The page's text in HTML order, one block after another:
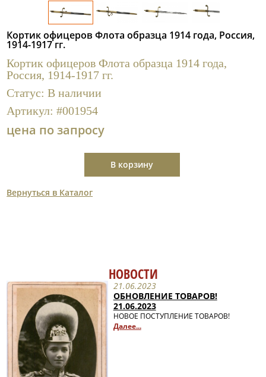
Статьи и заметки
Статьи, публикации
Полезные ссылки
Кортик офицеров Флота образца 1914 года, Россия,
1914-1917 гг.
Кортик офицеров Флота образца 1914 года,
Россия, 1914-1917 гг.
Статус:В наличии
Артикул:#001954
цена по запросу
В корзину
Вернуться в Каталог
НОВОСТИ
21.06.2023
ОБНОВЛЕНИЕ ТОВАРОВ!
21.06.2023
НОВОЕ ПОСТУПЛЕНИЕ ТОВАРОВ!
Далее...